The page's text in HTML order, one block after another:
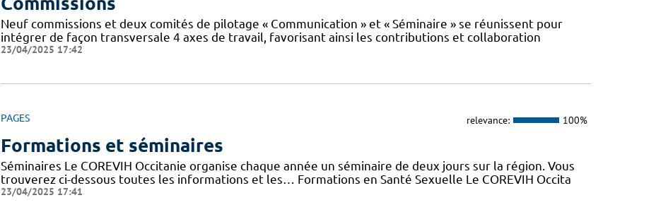
Neuf commissions et deux comités de pilotage « Communication » et « Séminaire » se réunissent pour
intégrer de façon transversale 4 axes de travail, favorisant ainsi les contributions et collaboration
23/04/2025 17:42
PAGES relevance: 100%
Formations et séminaires
Séminaires Le COREVIH Occitanie organise chaque année un séminaire de deux jours sur la région. Vous
trouverez ci-dessous toutes les informations et les… Formations en Santé Sexuelle Le COREVIH Occita
23/04/2025 17:41